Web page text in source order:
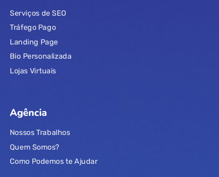
Serviços de SEO
Tráfego Pago
Landing Page
Bio Personalizada
Lojas Virtuais
Agência
Nossos Trabalhos
Quem Somos?
Como Podemos te Ajudar